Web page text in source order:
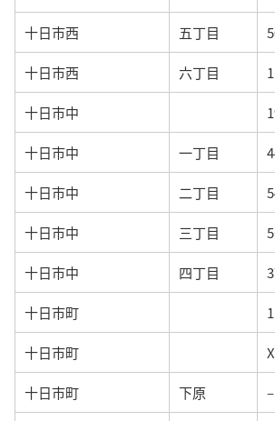
十日市西 五丁目
十日市西 六丁目
十日市中
十日市中 一丁目
十日市中 二丁目
十日市中 三丁目
十日市中 四丁目
十日市町
十日市町 X
十日市町 下原 –